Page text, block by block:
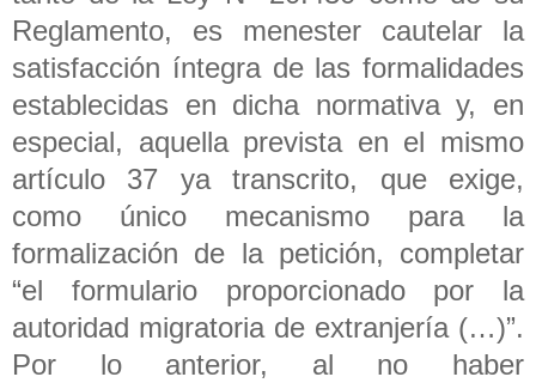
Reglamento, es menester cautelar la
satisfacción íntegra de las formalidades
establecidas en dicha normativa y, en
especial, aquella prevista en el mismo
artículo 37 ya transcrito, que exige,
como único mecanismo para la
formalización de la petición, completar
“el formulario proporcionado por la
autoridad migratoria de extranjería (…)”.
Por lo anterior, al no haber